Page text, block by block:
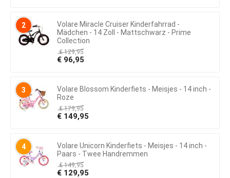
2
Volare Miracle Cruiser Kinderfahrrad -
Mädchen - 14 Zoll - Mattschwarz - Prime
Collection
€129,95
€ 96,95
3
Volare Blossom Kinderfiets - Meisjes - 14 inch -
Roze
€179,95
€ 149,95
4
Volare Unicorn Kinderfiets - Meisjes - 14 inch -
Paars - Twee Handremmen
€149,95
€ 129,95